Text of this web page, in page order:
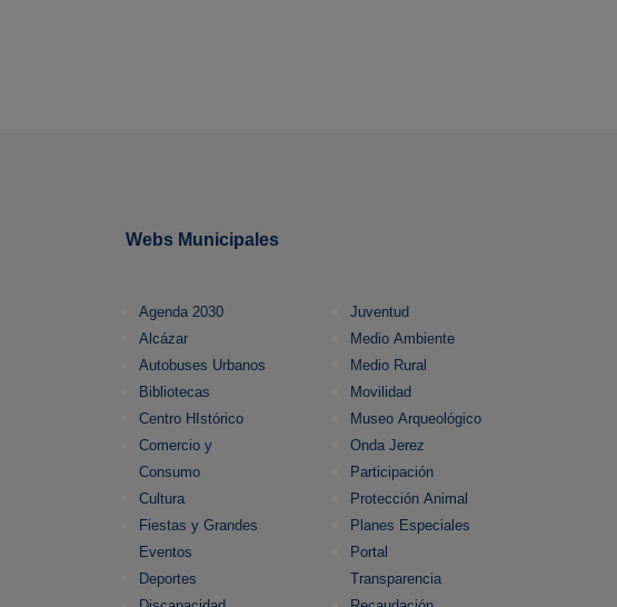
Webs Municipales
Agenda 2030
Alcázar
Autobuses Urbanos
Bibliotecas
Centro HIstórico
Comercio y
Consumo
Cultura
Fiestas y Grandes
Eventos
Deportes
Juventud
Medio Ambiente
Medio Rural
Movilidad
Museo Arqueológico
Onda Jerez
Participación
Protección Animal
Planes Especiales
Portal
Transparencia